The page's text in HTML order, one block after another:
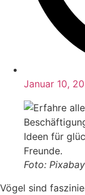
Januar 10,
Foto: Pixabay
Vögel sind